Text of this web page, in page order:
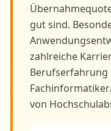
gut sind.
zahlreiche
von